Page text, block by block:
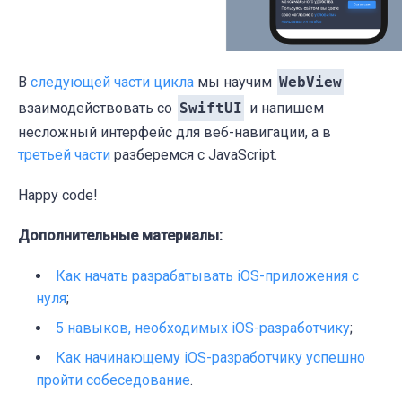
В следующей части цикла мы научим WebView
взаимодействовать со SwiftUI и напишем
несложный интерфейс для веб-навигации, а в
третьей части разберемся с JavaScript.
Happy code!
Дополнительные материалы:
Как начать разрабатывать iOS-приложения с
нуля;
5 навыков, необходимых iOS-разработчику;
Как начинающему iOS-разработчику успешно
пройти собеседование.